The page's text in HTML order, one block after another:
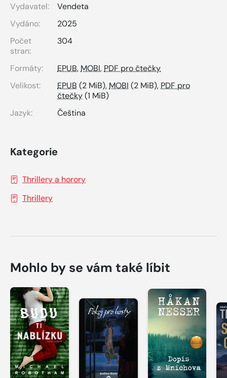
Vydavatel:
Vendeta
Vydáno:
2025
Počet
stran:
304
Formáty: EPUB, MOBI, PDF pro čtečky
Velikost:
EPUB (2 MiB), MOBI (2 MiB), PDF pro
čtečky(1 MiB)
Jazyk:
Čeština
Kategorie
Thrillery a horory
Thrillery
Mohlo by se vám také líbit